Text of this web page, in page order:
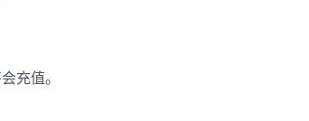
充值。